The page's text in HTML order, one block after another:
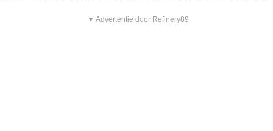
▼ Advertentie door Refinery89